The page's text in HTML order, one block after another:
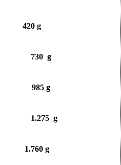
420 g
730 g
985 g
1.275 g
1.760 g